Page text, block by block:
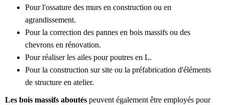
Pour l'ossature des murs en construction ou en
agrandissement.
Pour la correction des pannes en bois massifs ou des
chevrons en rénovation.
Pour réaliser les ailes pour poutres en L.
Pour la construction sur site ou la préfabrication d'éléments
de structure en atelier.
Les bois massifs aboutés peuvent également être employés pour